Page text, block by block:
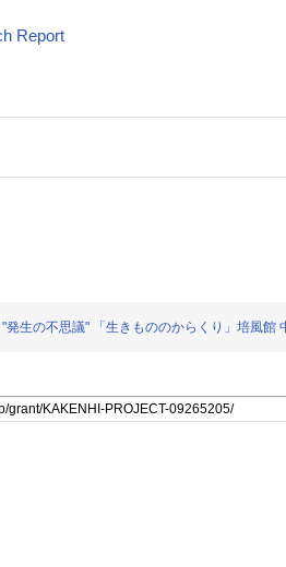
Report
発生の不思議" 「生きもののからくり」培風館